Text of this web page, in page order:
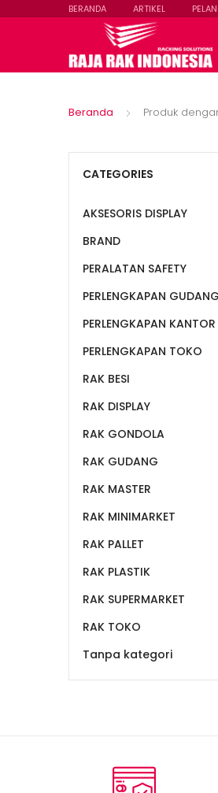
BERANDA ARTIKEL
Beranda Produk
CATEGORIES
AKSESORIS DISPLAY
BRAND
PERALATAN SAFETY
PERLENGKAPAN GUDANG
PERLENGKAPAN KANTOR
PERLENGKAPAN TOKO
RAK BESI
RAK DISPLAY
RAK GONDOLA
RAK GUDANG
RAK MASTER
RAK MINIMARKET
RAK PALLET
RAK PLASTIK
RAK SUPERMARKET
RAK TOKO
Tanpa kategori